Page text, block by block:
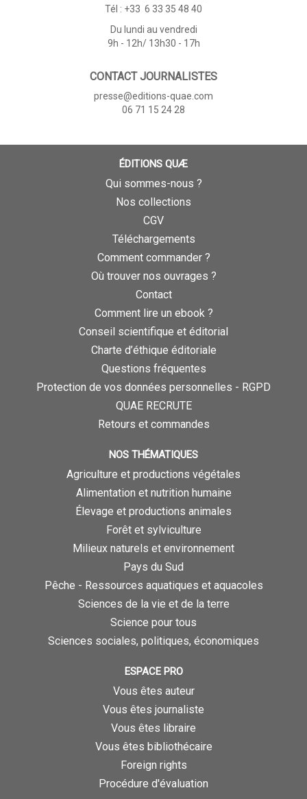
Tél : +33 6 33 35 48 40
Du lundi au vendredi
9h - 12h/ 13h30 - 17h
CONTACT JOURNALISTES
presse@editions-quae.com
06 71 15 24 28
ÉDITIONS QUÆ
Qui sommes-nous ?
Nos collections
CGV
Téléchargements
Comment commander ?
Où trouver nos ouvrages ?
Contact
Comment lire un ebook ?
Conseil scientifique et éditorial
Charte d’éthique éditoriale
Questions fréquentes
Protection de vos données personnelles - RGPD
QUAE RECRUTE
Retours et commandes
NOS THÉMATIQUES
Agriculture et productions végétales
Alimentation et nutrition humaine
Élevage et productions animales
Forêt et sylviculture
Milieux naturels et environnement
Pays du Sud
Pêche - Ressources aquatiques et aquacoles
Sciences de la vie et de la terre
Science pour tous
Sciences sociales, politiques, économiques
ESPACE PRO
Vous êtes auteur
Vous êtes journaliste
Vous êtes libraire
Vous êtes bibliothécaire
Foreign rights
Procédure d'évaluation